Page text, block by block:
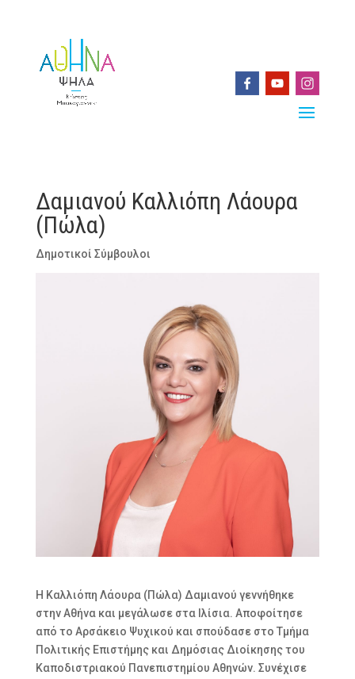
Δαμιανού Καλλιόπη Λάουρα
(Πώλα)
Δημοτικοί Σύμβουλοι
Η Καλλιόπη Λάουρα (Πώλα) Δαμιανού γεννήθηκε
στην Αθήνα και μεγάλωσε στα Ιλίσια. Αποφοίτησε
από το Αρσάκειο Ψυχικού και σπούδασε στο Τμήμα
Πολιτικής Επιστήμης και Δημόσιας Διοίκησης του
Καποδιστριακού Πανεπιστημίου Αθηνών. Συνέχισε